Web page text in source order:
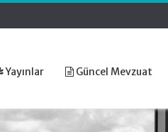
Yayınlar Güncel Mevzuat